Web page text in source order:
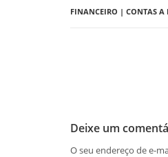
FINANCEIRO | CONTAS A
Deixe um
O seu endereço de e-